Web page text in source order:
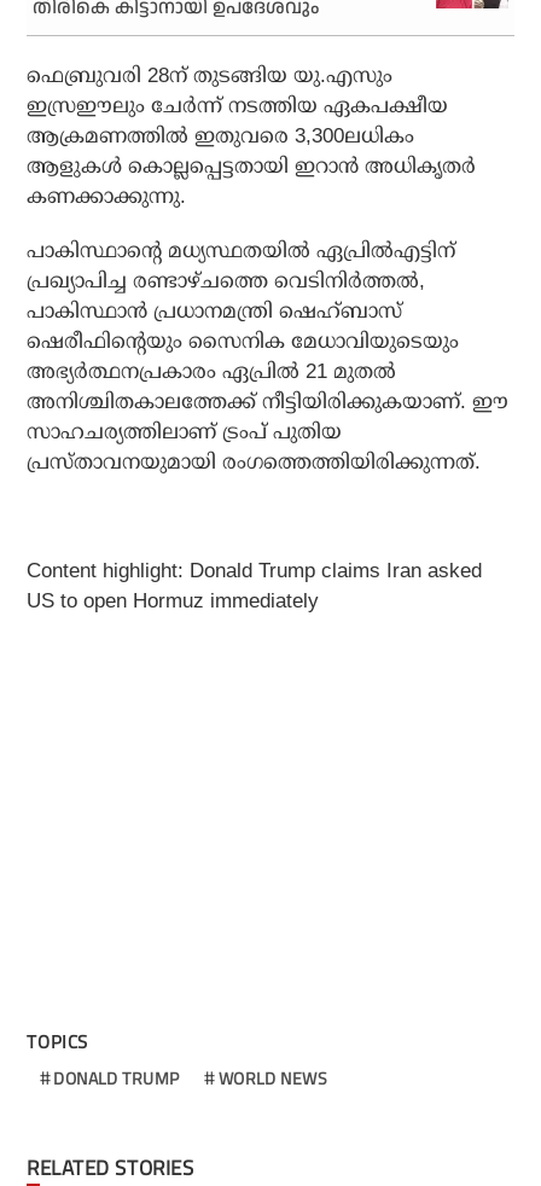
തിരികെ കിട്ടാനായി ഉപദേശവും
ഫെബ്രുവരി 28ന് തുടങ്ങിയ യു.എസും
ഇസ്രഈലും ചേര്‍ന്ന് നടത്തിയ ഏകപക്ഷീയ
ആക്രമണത്തില്‍ ഇതുവരെ 3,300ലധികം
ആളുകള്‍ കൊല്ലപ്പെട്ടതായി ഇറാന്‍ അധികൃതര്‍
കണക്കാക്കുന്നു.
പാകിസ്ഥാന്റെ മധ്യസ്ഥതയില്‍ ഏപ്രില്‍എട്ടിന്
പ്രഖ്യാപിച്ച രണ്ടാഴ്ചത്തെ വെടിനിര്‍ത്തല്‍,
പാകിസ്ഥാന്‍ പ്രധാനമന്ത്രി ഷെഹ്ബാസ്
ഷെരീഫിന്റെയും സൈനിക മേധാവിയുടെയും
അഭ്യര്‍ത്ഥനപ്രകാരം ഏപ്രില്‍ 21 മുതല്‍
അനിശ്ചിതകാലത്തേക്ക് നീട്ടിയിരിക്കുകയാണ്. ഈ
സാഹചര്യത്തിലാണ് ട്രംപ് പുതിയ
പ്രസ്താവനയുമായി രംഗത്തെത്തിയിരിക്കുന്നത്.
Content highlight: Donald Trump claims Iran asked
US to open Hormuz immediately
TOPICS
DONALD TRUMP WORLD NEWS
RELATED STORIES